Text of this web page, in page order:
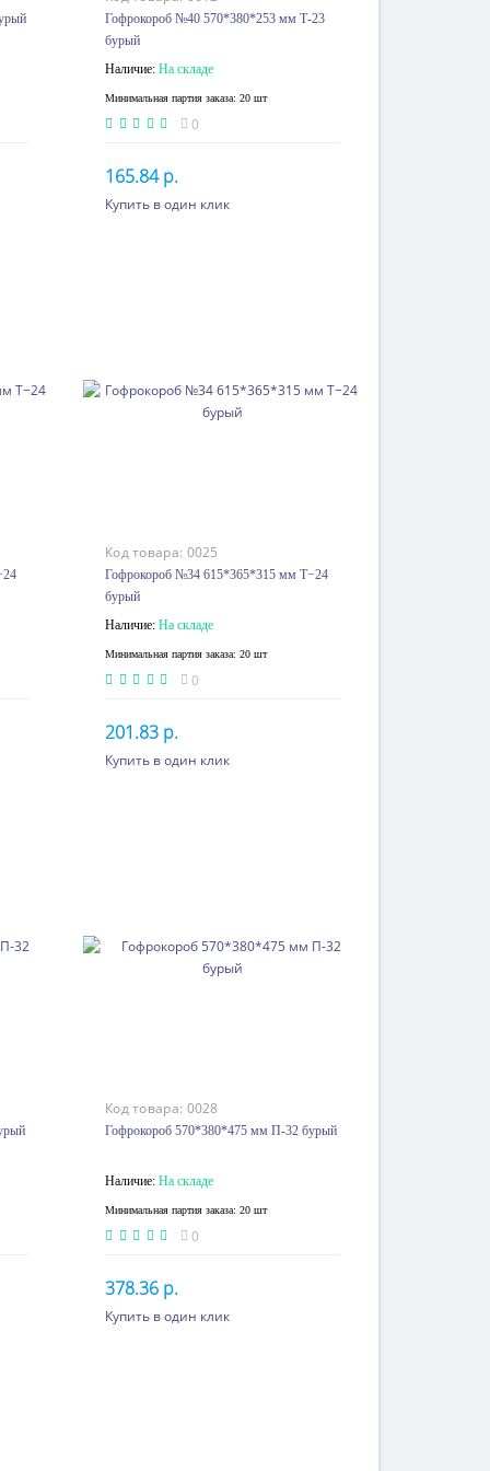
Гофрокороб №40 570*380*253 мм Т-23
бурый
Наличие: На складе
Минимальная партия заказа: 20 шт
0
165.84 р.
120 шт. или более 106.99 p.
В корзину
Купить в один клик
Код товара: 0025
Гофрокороб №34 615*365*315 мм Т−24
бурый
Наличие: На складе
Минимальная партия заказа: 20 шт
0
201.83 р.
80 шт. или более 130.21 p.
В корзину
Купить в один клик
Код товара: 0028
Гофрокороб 570*380*475 мм П-32 бурый
Наличие: На складе
Минимальная партия заказа: 20 шт
0
378.36 р.
60 шт. или более 244.09 p.
В корзину
Купить в один клик